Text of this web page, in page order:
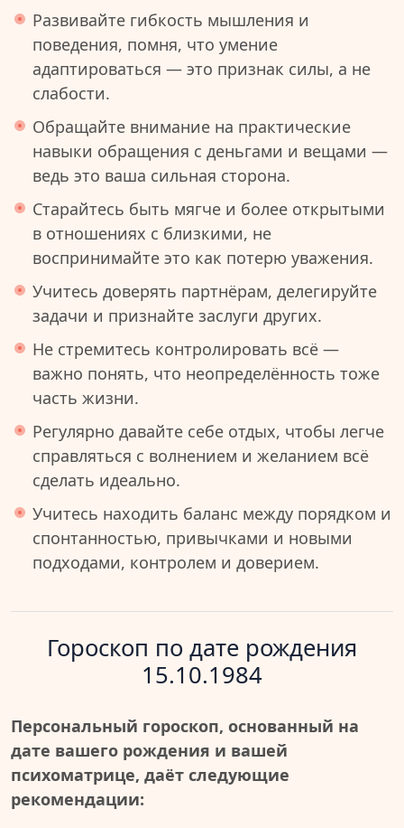
Развивайте гибкость мышления и
поведения, помня, что умение
адаптироваться — это признак силы, а не
слабости.
Обращайте внимание на практические
навыки обращения с деньгами и вещами —
ведь это ваша сильная сторона.
Старайтесь быть мягче и более открытыми
в отношениях с близкими, не
воспринимайте это как потерю уважения.
Учитесь доверять партнёрам, делегируйте
задачи и признайте заслуги других.
Не стремитесь контролировать всё —
важно понять, что неопределённость тоже
часть жизни.
Регулярно давайте себе отдых, чтобы легче
справляться с волнением и желанием всё
сделать идеально.
Учитесь находить баланс между порядком и
спонтанностью, привычками и новыми
подходами, контролем и доверием.
Гороскоп по дате рождения
15.10.1984
Персональный гороскоп, основанный на
дате вашего рождения и вашей
психоматрице, даёт следующие
рекомендации: